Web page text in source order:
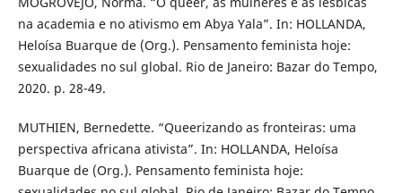
na academia e no ativismo em Abya Yala”. In: HOLLANDA,
Heloísa Buarque de (Org.). Pensamento feminista hoje:
sexualidades no sul global. Rio de Janeiro: Bazar do Tempo,
2020. p. 28-49.
MUTHIEN, Bernedette. “Queerizando as fronteiras: uma
perspectiva africana ativista”. In: HOLLANDA, Heloísa
Buarque de (Org.). Pensamento feminista hoje: